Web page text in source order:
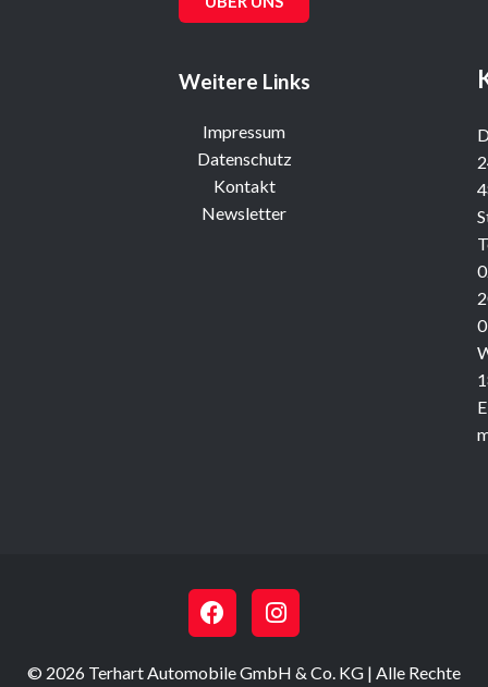
Weitere Links
Impressum
Datenschutz
Kontakt
Newsletter
0
a
c
b
n
s
a
© 2026 Terhart Automobile GmbH & Co. KG | Alle Rechte